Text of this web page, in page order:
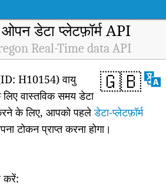
ओपन डेटा प्लेटफ़ॉर्म API
Real-Time data API
🇬🇧
H10154) वायु
लिए वास्तविक समय डेटा
के लिए, आपको पहलेडेटा-प्लेटफ़ॉर्म
टोकन प्राप्त करना होगा।
करें: